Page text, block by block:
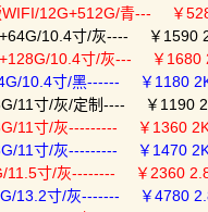
WIFI/12G+512G/青--- ￥
10.4寸/灰---- ￥1590
10.4寸/灰--- ￥1680
10.4寸/黑------ ￥1180
11寸/灰/定制---- ￥1190
11寸/灰--------- ￥1360
11寸/灰--------- ￥1470
11.5寸/灰-------- ￥2360
13.2寸/灰------- ￥4780